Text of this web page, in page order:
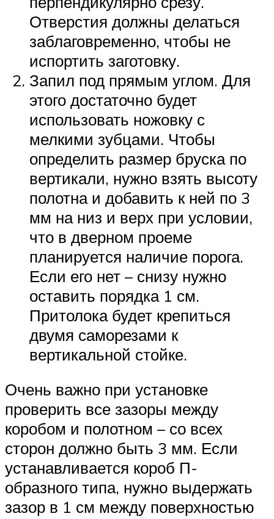
Отверстия должны делаться
заблаговременно, чтобы не
испортить заготовку.
Запил под прямым углом. Для
этого достаточно будет
использовать ножовку с
мелкими зубцами. Чтобы
определить размер бруска по
вертикали, нужно взять высоту
полотна и добавить к ней по 3
мм на низ и верх при условии,
что в дверном проеме
планируется наличие порога.
Если его нет – снизу нужно
оставить порядка 1 см.
Притолока будет крепиться
двумя саморезами к
вертикальной стойке.
Очень важно при установке
проверить все зазоры между
коробом и полотном – со всех
сторон должно быть 3 мм. Если
устанавливается короб П-
образного типа, нужно выдержать
зазор в 1 см между поверхностью